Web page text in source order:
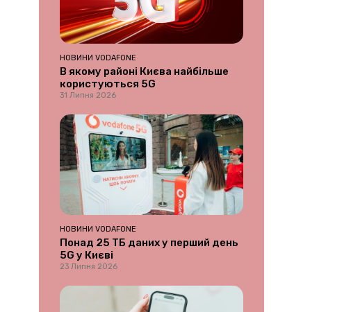
НОВИНИ VODAFONE
В якому районі Києва найбільше
користуються 5G
31 Липня 2026
НОВИНИ VODAFONE
Понад 25 ТБ даних у перший день
5G у Києві
23 Липня 2026